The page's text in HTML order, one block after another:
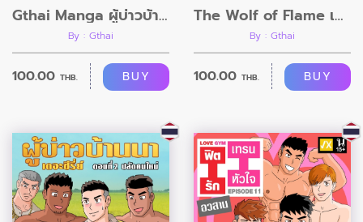
Gthai Manga ผู้บ่าวบ้านนา ตอนที่3
By : Gthai
100.00 THB. BUY
The Wolf of Flame เมื่อผมรวมร่างกับหมาป่าอัคคี ตอนที่5
By : Gthai
100.00 THB. BUY